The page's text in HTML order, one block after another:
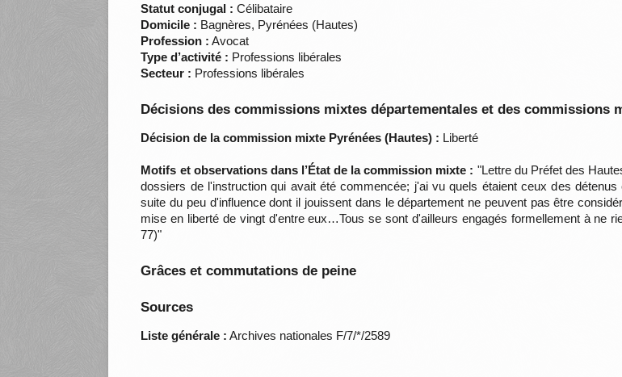
Statut conjugal : Célibataire
Domicile : Bagnères, Pyrénées (Hautes)
Profession : Avocat
Type d’activité : Professions libérales
Secteur : Professions libérales
Décisions des commissions mixtes départementales et des commissions
Décision de la commission mixte Pyrénées (Hautes) : Liberté
Motifs et observations dans l’État de la commission mixte : "Lettre du Préfet des
dossiers de l'instruction qui avait été commencée; j'ai vu quels étaient ceux des
suite du peu d'influence dont il jouissent dans le département ne peuvent pas être
mise en liberté de vingt d'entre eux…Tous se sont d'ailleurs engagés formellement à ne
77)"
Grâces et commutations de peine
Sources
Liste générale : Archives nationales F/7/*/2589